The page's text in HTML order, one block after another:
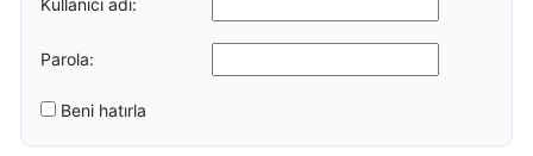
Parola:
Beni hatırla